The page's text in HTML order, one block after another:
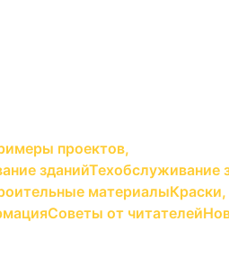
проектов,
зданийТехобслуживание
материалы
Советы от читателей